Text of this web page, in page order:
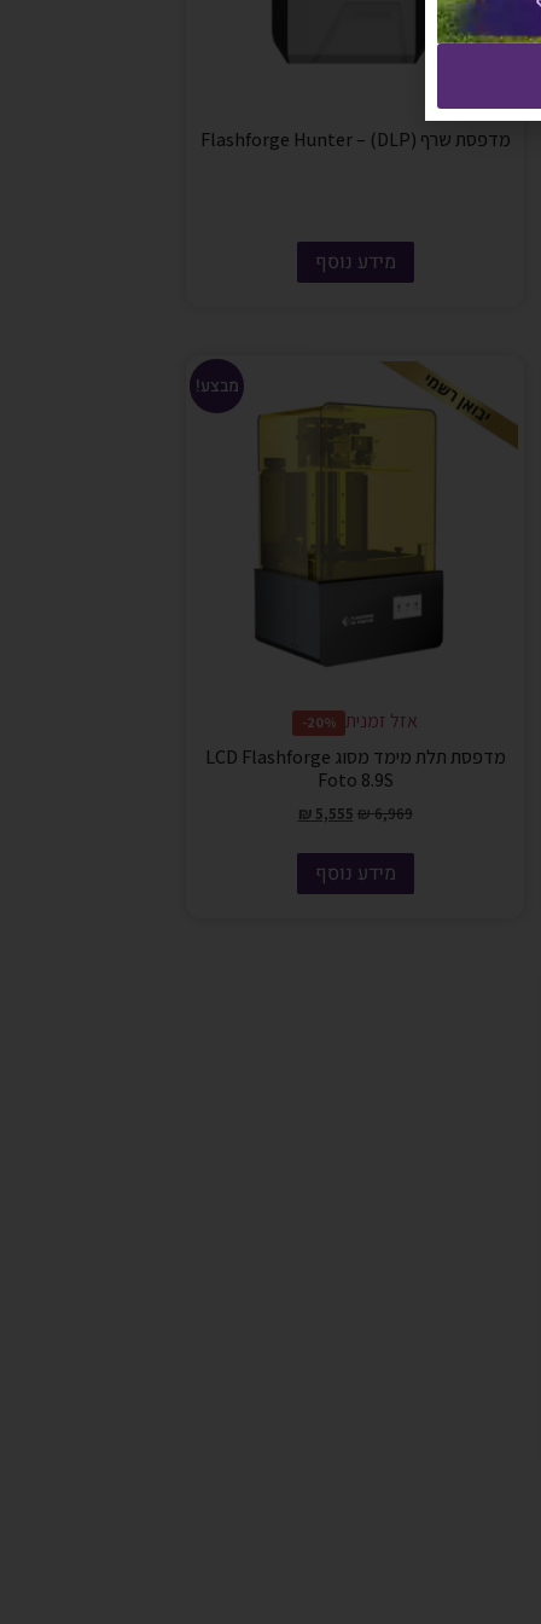
מדפסת שרף (DLP) – Flashforge Hunter
מידע נוסף
מבצע!
אזל זמנית 20%-
מדפסת תלת מימד מסוג LCD Flashforge
Foto 8.9S
₪6,969
₪5,555
מידע נוסף